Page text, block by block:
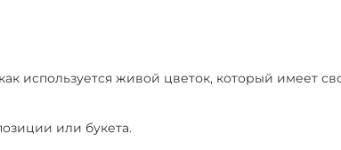
используется живой цветок, который имеет
или букета.